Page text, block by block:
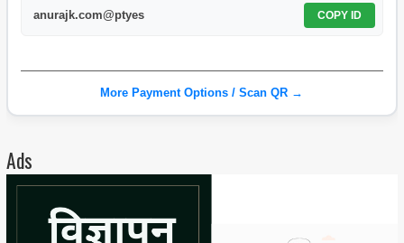
anurajk.com@ptyes COPY ID
More Payment Options / Scan QR →
Ads